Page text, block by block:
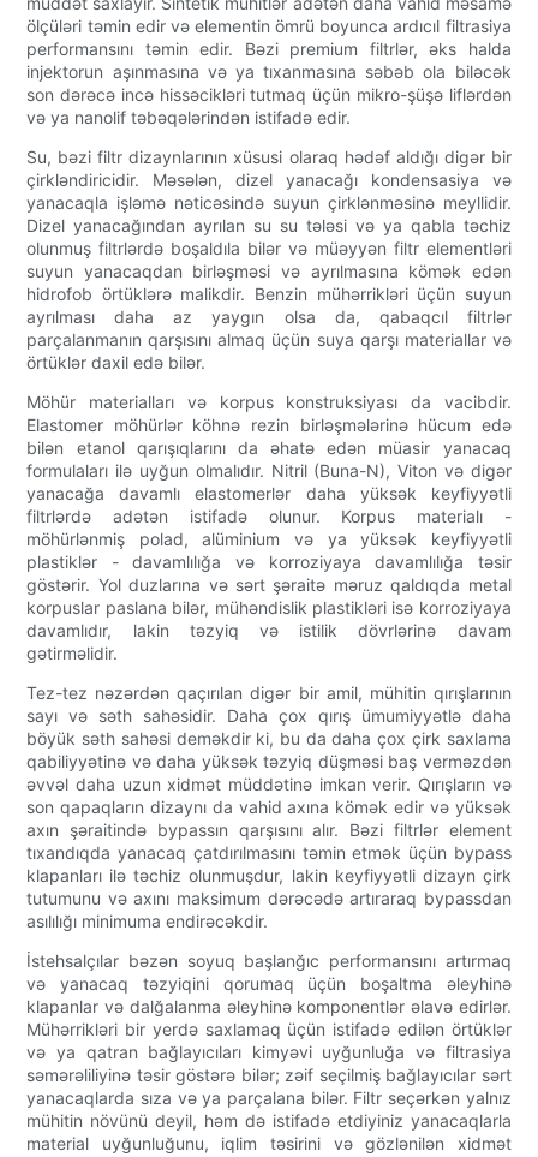
ölçüləri təmin edir və elementin ömrü boyunca ardıcıl filtrasiya
performansını təmin edir. Bəzi premium filtrlər, əks halda
injektorun aşınmasına və ya tıxanmasına səbəb ola biləcək
son dərəcə incə hissəcikləri tutmaq üçün mikro-şüşə liflərdən
və ya nanolif təbəqələrindən istifadə edir.
Su, bəzi filtr dizaynlarının xüsusi olaraq hədəf aldığı digər bir
çirkləndiricidir. Məsələn, dizel yanacağı kondensasiya və
yanacaqla işləmə nəticəsində suyun çirklənməsinə meyllidir.
Dizel yanacağından ayrılan su su tələsi və ya qabla təchiz
olunmuş filtrlərdə boşaldıla bilər və müəyyən filtr elementləri
suyun yanacaqdan birləşməsi və ayrılmasına kömək edən
hidrofob örtüklərə malikdir. Benzin mühərrikləri üçün suyun
ayrılması daha az yaygın olsa da, qabaqcıl filtrlər
parçalanmanın qarşısını almaq üçün suya qarşı materiallar və
örtüklər daxil edə bilər.
Möhür materialları və korpus konstruksiyası da vacibdir.
Elastomer möhürlər köhnə rezin birləşmələrinə hücum edə
bilən etanol qarışıqlarını da əhatə edən müasir yanacaq
formulaları ilə uyğun olmalıdır. Nitril (Buna-N), Viton və digər
yanacağa davamlı elastomerlər daha yüksək keyfiyyətli
filtrlərdə adətən istifadə olunur. Korpus materialı -
möhürlənmiş polad, alüminium və ya yüksək keyfiyyətli
plastiklər - davamlılığa və korroziyaya davamlılığa təsir
göstərir. Yol duzlarına və sərt şəraitə məruz qaldıqda metal
korpuslar paslana bilər, mühəndislik plastikləri isə korroziyaya
davamlıdır, lakin təzyiq və istilik dövrlərinə davam
gətirməlidir.
Tez-tez nəzərdən qaçırılan digər bir amil, mühitin qırışlarının
sayı və səth sahəsidir. Daha çox qırış ümumiyyətlə daha
böyük səth sahəsi deməkdir ki, bu da daha çox çirk saxlama
qabiliyyətinə və daha yüksək təzyiq düşməsi baş verməzdən
əvvəl daha uzun xidmət müddətinə imkan verir. Qırışların və
son qapaqların dizaynı da vahid axına kömək edir və yüksək
axın şəraitində bypassın qarşısını alır. Bəzi filtrlər element
tıxandıqda yanacaq çatdırılmasını təmin etmək üçün bypass
klapanları ilə təchiz olunmuşdur, lakin keyfiyyətli dizayn çirk
tutumunu və axını maksimum dərəcədə artıraraq bypassdan
asılılığı minimuma endirəcəkdir.
İstehsalçılar bəzən soyuq başlanğıc performansını artırmaq
və yanacaq təzyiqini qorumaq üçün boşaltma əleyhinə
klapanlar və dalğalanma əleyhinə komponentlər əlavə edirlər.
Mühərrikləri bir yerdə saxlamaq üçün istifadə edilən örtüklər
və ya qatran bağlayıcıları kimyəvi uyğunluğa və filtrasiya
səmərəliliyinə təsir göstərə bilər; zəif seçilmiş bağlayıcılar sərt
yanacaqlarda sıza və ya parçalana bilər. Filtr seçərkən yalnız
mühitin növünü deyil, həm də istifadə etdiyiniz yanacaqlarla
material uyğunluğunu, iqlim təsirini və gözlənilən xidmət